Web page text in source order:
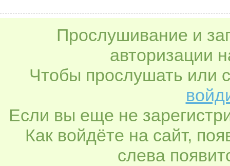
Прослушивание и
авторизации
Чтобы прослушать или
Если вы еще не
Как войдёте на сайт,
слева